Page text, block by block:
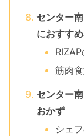
センター
におすす
筋肉
センター
おかず
シェ